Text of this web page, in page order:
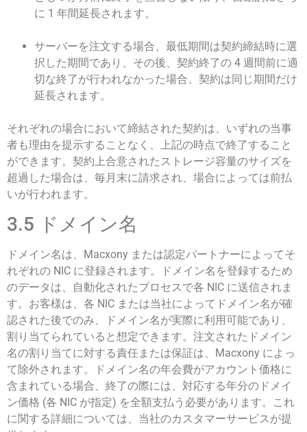
に 1 年間延長されます。
サーバーを注文する場合、最低期間は契約締結時に選
択した期間であり、その後、契約終了の 4 週間前に適
切な終了が行われなかった場合、契約は同じ期間だけ
延長されます。
それぞれの場合において締結された契約は、いずれの当事
者も理由を提示することなく、上記の時点で終了すること
ができます。契約上合意されたストレージ容量のサイズを
超過した場合は、毎月末に請求され、場合によっては前払
いが行われます。
3.5 ドメイン名
ドメイン名は、Macxony または認定パートナーによってそ
れぞれの NIC に登録されます。ドメイン名を登録するため
のデータは、自動化されたプロセスで各 NIC に送信されま
す。お客様は、各 NIC または当社によってドメイン名が確
認された後でのみ、ドメイン名が実際に利用可能であり、
割り当てられていると想定できます。注文されたドメイン
名の割り当てに対する責任または保証は、Macxony によっ
て除外されます。ドメイン名の年会費がアカウント価格に
含まれている場合、終了の際には、対応する年分のドメイ
ン価格 (各 NIC が指定) を全額支払う必要があります。これ
に関する詳細については、当社のカスタマーサービスが提